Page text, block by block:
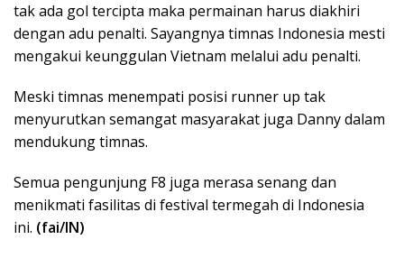
tak ada gol tercipta maka permainan harus diakhiri
dengan adu penalti. Sayangnya timnas Indonesia mesti
mengakui keunggulan Vietnam melalui adu penalti.
Meski timnas menempati posisi runner up tak
menyurutkan semangat masyarakat juga Danny dalam
mendukung timnas.
Semua pengunjung F8 juga merasa senang dan
menikmati fasilitas di festival termegah di Indonesia
ini. (fai/IN)